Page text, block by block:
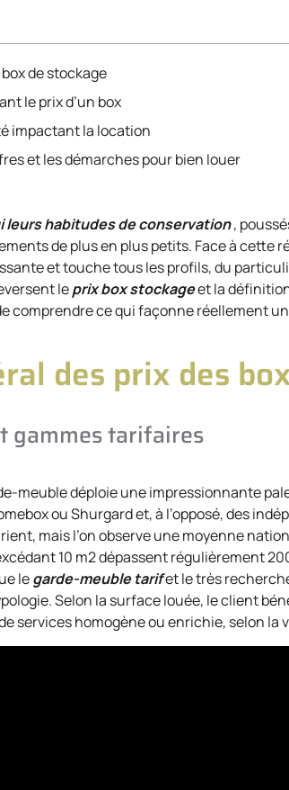
de stockage
le prix d’un box
impactant la location
et les démarches pour bien louer
leurs habitudes de conservation,
de plus en plus petits. Face à cette
et touche tous les profils, du
leprix box stockageet la
comprendre ce qui façonne réellement
des prix des
gammes tarifaires
meuble déploie une impressionnante
ou Shurgard et, à l’opposé, des
mais l’on observe une moyenne
10 m2 dépassent régulièrement
legarde-meuble tarifet le très
Selon la surface louée, le client
services homogène ou enrichie, selon la